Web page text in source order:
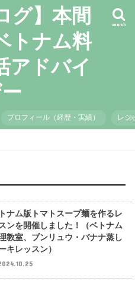
グ】本間
トナム料
アドバイ
search
プロフィール（経歴・実績） レシ
ナム版トマトスープ麺を作るレ
ンを開催しました！（ベトナム
教室、ブンリュウ・バナナ蒸し
キレッスン）